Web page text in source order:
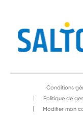
Conditions
Politique de
Modifier mon